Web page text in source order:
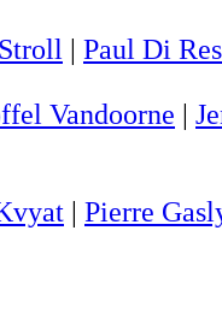
| Paul Di
Vandoorne |
| Pierre